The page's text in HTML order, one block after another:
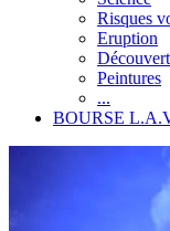
Risques
Eruption
Peintures
...
BOURSE